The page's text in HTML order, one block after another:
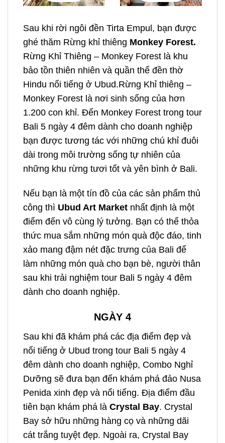
Sau khi rời ngôi đền Tirta Empul, bạn được
ghé thăm Rừng khỉ thiêng Monkey Forest.
Rừng Khỉ Thiêng – Monkey Forest là khu
bảo tồn thiên nhiên và quần thể đền thờ
Hindu nổi tiếng ở Ubud.Rừng Khỉ thiêng –
Monkey Forest là nơi sinh sống của hơn
1.200 con khỉ. Đến Monkey Forest trong tour
Bali 5 ngày 4 đêm dành cho doanh nghiệp
bạn được tương tác với những chú khỉ đuôi
dài trong môi trường sống tự nhiên của
những khu rừng tươi tốt và yên bình ở Bali.
Nếu bạn là một tín đồ của các sản phẩm thủ
công thì Ubud Art Market nhất định là một
điểm đến vô cùng lý tưởng. Bạn có thể thỏa
thức mua sắm những món quà độc đáo, tinh
xảo mang đậm nét đặc trưng của Bali để
làm những món quà cho bạn bè, người thân
sau khi trải nghiệm tour Bali 5 ngày 4 đêm
dành cho doanh nghiệp.
NGÀY 4
Sau khi đã khám phá các địa điểm đẹp và
nổi tiếng ở Ubud trong tour Bali 5 ngày 4
đêm dành cho doanh nghiệp, Combo Nghỉ
Dưỡng sẽ đưa bạn đến khám phá đảo Nusa
Penida xinh đẹp và nổi tiếng. Địa điểm đầu
tiên bạn khám phá là Crystal Bay. Crystal
Bay sở hữu những hàng cọ và những dãi
cát trắng tuyệt đẹp. Ngoài ra, Crystal Bay